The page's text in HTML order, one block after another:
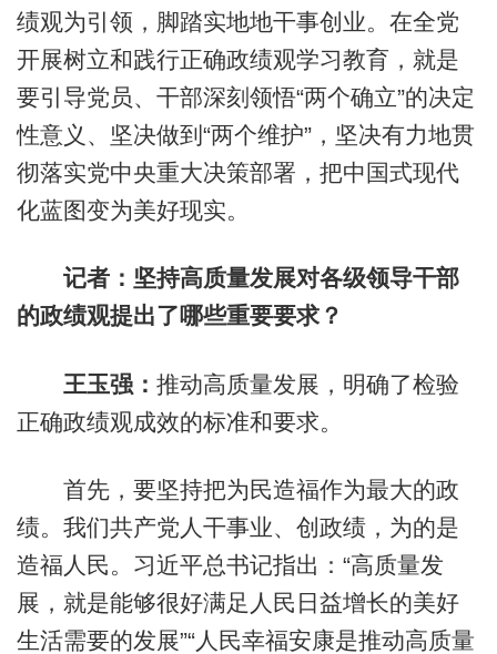
绩观为引领，脚踏实地地干事创业。在全党
开展树立和践行正确政绩观学习教育，就是
要引导党员、干部深刻领悟“两个确立”的决定
性意义、坚决做到“两个维护”，坚决有力地贯
彻落实党中央重大决策部署，把中国式现代
化蓝图变为美好现实。
记者：坚持高质量发展对各级领导干部
的政绩观提出了哪些重要要求？
王玉强： 推动高质量发展，明确了检验
正确政绩观成效的标准和要求。
首先，要坚持把为民造福作为最大的政
绩。我们共产党人干事业、创政绩，为的是
造福人民。习近平总书记指出：“高质量发
展，就是能够很好满足人民日益增长的美好
生活需要的发展”“人民幸福安康是推动高质量